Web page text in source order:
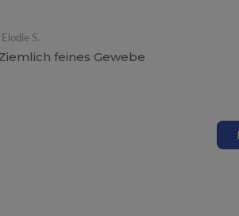
S.
feines Gewebe